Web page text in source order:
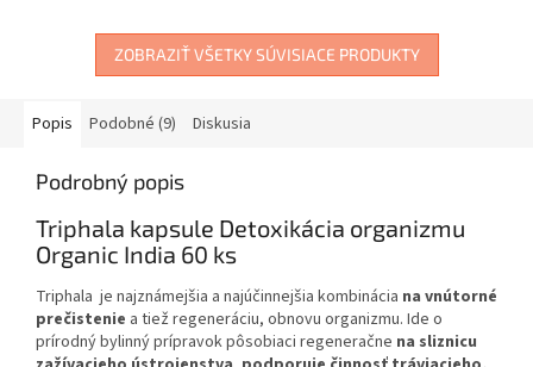
ZOBRAZIŤ VŠETKY SÚVISIACE PRODUKTY
Popis Podobné (9) Diskusia
Podrobný popis
Triphala kapsule Detoxikácia organizmu
Organic India 60 ks
Triphala je najznámejšia a najúčinnejšia kombinácia na vnútorné
prečistenie a tiež regeneráciu, obnovu organizmu. Ide o
prírodný bylinný prípravok pôsobiaci regeneračne na sliznicu